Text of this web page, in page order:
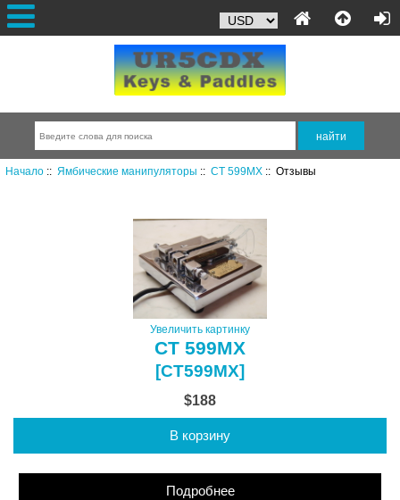
Начало:: Ямбические манипуляторы :: CT 599MX:: Отзывы
Увеличить картинку
CT 599MX
[CT599MX]
$188
В корзину
Подробнее